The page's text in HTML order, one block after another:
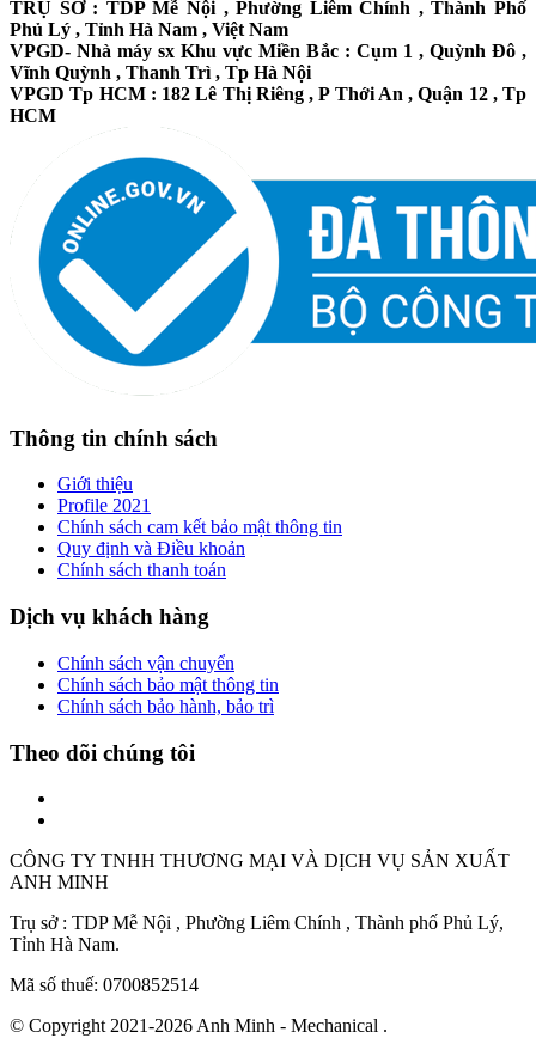
TRỤ SỞ : TDP Mễ Nội , Phường Liêm Chính , Thành Phố
Phủ Lý , Tỉnh Hà Nam , Việt Nam
VPGD- Nhà máy sx Khu vực Miền Bắc : Cụm 1 , Quỳnh Đô ,
Vĩnh Quỳnh , Thanh Trì , Tp Hà Nội
VPGD Tp HCM : 182 Lê Thị Riêng , P Thới An , Quận 12 , Tp
HCM
Thông tin chính sách
Giới thiệu
Profile 2021
Chính sách cam kết bảo mật thông tin
Quy định và Điều khoản
Chính sách thanh toán
Dịch vụ khách hàng
Chính sách vận chuyển
Chính sách bảo mật thông tin
Chính sách bảo hành, bảo trì
Theo dõi chúng tôi
CÔNG TY TNHH THƯƠNG MẠI VÀ DỊCH VỤ SẢN XUẤT
ANH MINH
Trụ sở : TDP Mễ Nội , Phường Liêm Chính , Thành phố Phủ Lý,
Tỉnh Hà Nam.
Mã số thuế: 0700852514
© Copyright 2021-2026 Anh Minh - Mechanical .